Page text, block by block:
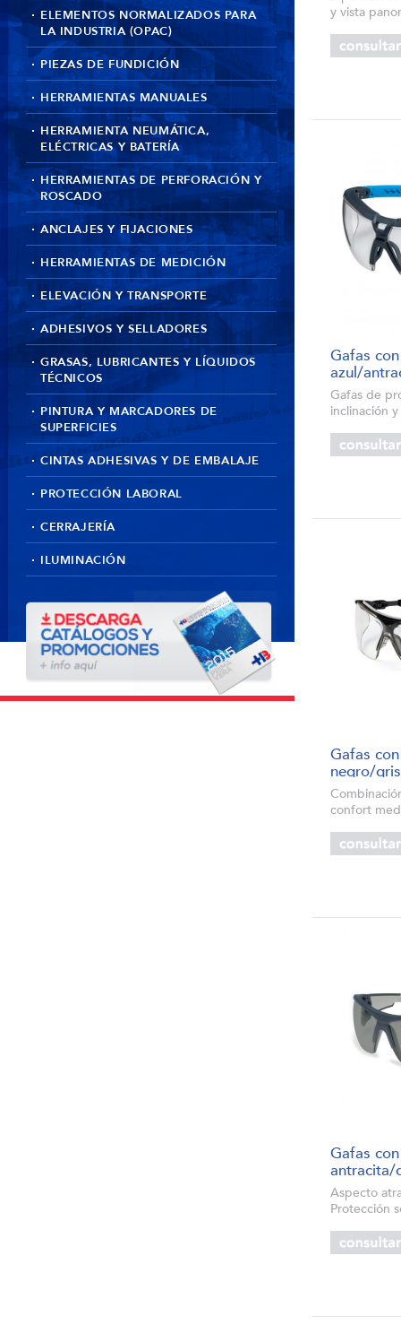
ELEMENTOS NORMALIZADOS PARA
LA INDUSTRIA (OPAC)
PIEZAS DE FUNDICIÓN
HERRAMIENTAS MANUALES
HERRAMIENTA NEUMÁTICA,
ELÉCTRICAS Y BATERÍA
HERRAMIENTAS DE PERFORACIÓN Y
ROSCADO
ANCLAJES Y FIJACIONES
HERRAMIENTAS DE MEDICIÓN
ELEVACIÓN Y TRANSPORTE
ADHESIVOS Y SELLADORES
GRASAS, LUBRICANTES Y LÍQUIDOS
TÉCNICOS
PINTURA Y MARCADORES DE
SUPERFICIES
CINTAS ADHESIVAS Y DE EMBALAJE
PROTECCIÓN LABORAL
CERRAJERÍA
ILUMINACIÓN
y vista
exterior
Gafas
azul/
Gafas de
inclinación
máxima.
supravision
Gafas
negro/gris
confort
excellence:
Gafas
antracita/
Aspecto
Protección
al rayado y